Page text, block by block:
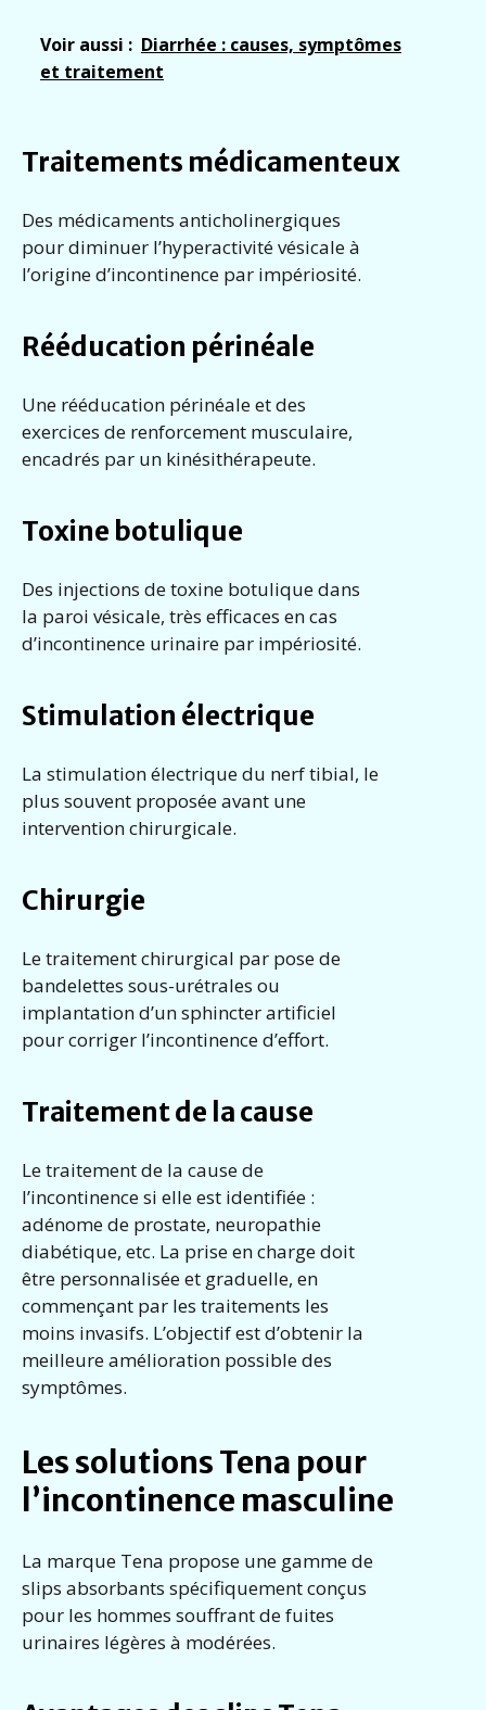
Voir aussi : Diarrhée : causes, symptômes
et traitement
Traitements médicamenteux
Des médicaments anticholinergiques
pour diminuer l’hyperactivité vésicale à
l’origine d’incontinence par impériosité.
Rééducation périnéale
Une rééducation périnéale et des
exercices de renforcement musculaire,
encadrés par un kinésithérapeute.
Toxine botulique
Des injections de toxine botulique dans
la paroi vésicale, très efficaces en cas
d’incontinence urinaire par impériosité.
Stimulation électrique
La stimulation électrique du nerf tibial, le
plus souvent proposée avant une
intervention chirurgicale.
Chirurgie
Le traitement chirurgical par pose de
bandelettes sous-urétrales ou
implantation d’un sphincter artificiel
pour corriger l’incontinence d’effort.
Traitement de la cause
Le traitement de la cause de
l’incontinence si elle est identifiée :
adénome de prostate, neuropathie
diabétique, etc. La prise en charge doit
être personnalisée et graduelle, en
commençant par les traitements les
moins invasifs. L’objectif est d’obtenir la
meilleure amélioration possible des
symptômes.
Les solutions Tena pour
l’incontinence masculine
La marque Tena propose une gamme de
slips absorbants spécifiquement conçus
pour les hommes souffrant de fuites
urinaires légères à modérées.